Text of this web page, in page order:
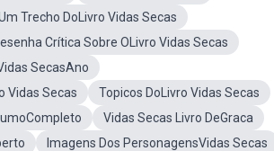
Trecho DoLivro Vidas Secas
Crítica Sobre OLivro Vidas Secas
SecasAno
Vidas Secas
Topicos DoLivro Vidas Secas
Vidas Secas Livro DeGraca
Imagens Dos PersonagensVidas Secas